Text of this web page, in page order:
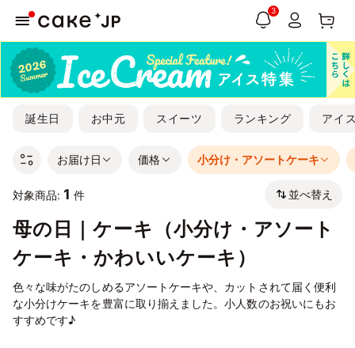
3
誕生日 お中元 スイーツ ランキング アイ
お届け日 価格 小分け・アソートケーキ
対象商品: 1 件 並べ替え
母の日｜ケーキ（小分け・アソート
ケーキ・かわいいケーキ）
色々な味がたのしめるアソートケーキや、カットされて届く便利
な小分けケーキを豊富に取り揃えました。小人数のお祝いにもお
すすめです♪